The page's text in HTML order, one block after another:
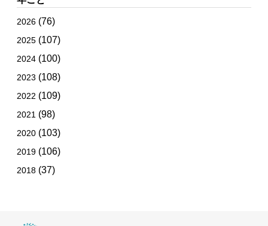
2026 (76)
2025 (107)
2024 (100)
2023 (108)
2022 (109)
2021 (98)
2020 (103)
2019 (106)
2018 (37)